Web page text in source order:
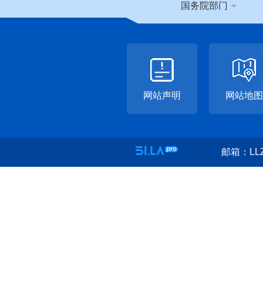
国务院部门
网站声明 网站地图
邮箱：